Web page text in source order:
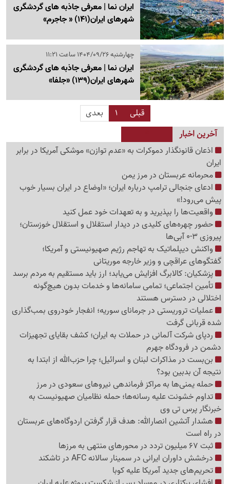
ایران نما | معرفی جاذبه های گردشگری
شهرهای ایران‌(141) « جاجرم»
چهارشنبه 1404/09/26 ساعت 11:21
ایران نما | معرفی جاذبه های گردشگری
شهرهای ایران‌(139) «جلفا»
قبلی 1
بعدی
آخرین اخبار
اذعان قانونگذار دموکرات به «عدم توازن» موشکی آمریکا در برابر
ایران
محرمانه عربستان در مرز یمن
ادعای جنجالی ترامپ درباره ایران؛ «اوضاع در ایران بسیار خوب
پیش می‌رود!»
واقعیت‌ها را بپذیرید و به تعهدات خود عمل کنید
حضور چهره‌های کلیدی در دیدار استقلال و استقلال خوزستان؛
پیروزی 3-0 آبی‌ها
واکنش دیپلماتیک به تهاجم رژیم صهیونیستی و آمریکا؛
گفتگوهای عراقچی و وزیر خارجه موریتانی
پزشکیان: کالابرگ افزایش می‌یابد؛ ارز باید مستقیم به مردم برسد
تأمین اجتماعی؛ تمامی سامانه‌ها و خدمات بدون هیچ‌گونه
اختلالی در دسترس هستند
عملیات تروریستی در جرمانای سوریه؛ انفجار خودروی بمب‌گذاری
شده قربانی گرفت
ردپای شرکت آلمانی در حملات به ایران؛ کشف بقایای تجهیزات
دشمن در فرودگاه جهرم
بن‌بست در مذاکرات لبنان و اسرائیل؛ چرا حزب‌الله از ابتدا به
نتیجه آن بدبین بود؟
حمله یمنی‌ها به مراکز فرماندهی نیروهای سعودی در مرز
تداوم خشونت علیه رسانه‌ها؛ حمله نظامیان صهیونیست به
خبرنگار پرس تی وی
هشدار آتشین انصارالله: هدف قرار گرفتن اردوگاه‌های عربستان
در راه است
ثبت 67 میلیون تردد در محورهای منتهی به مرزها
درخشش داوران ایرانی در سمینار سالانه AFC در تاشکند
تحریم‌های جدید آمریکا علیه کوبا